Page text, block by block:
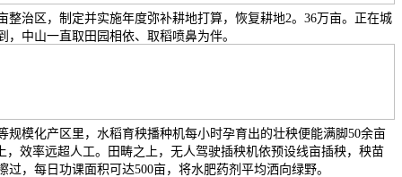
整治区，制定并实施年度弥补耕地打算，恢复耕地2。36万亩。正在城
中山一直取田园相依、取稻喷鼻为伴。
规模化产区里，水稻育秧播种机每小时孕育出的壮秧便能满脚50余亩
，效率远超人工。田畴之上，无人驾驶插秧机依预设线亩插秧，秧苗
，每日功课面积可达500亩，将水肥药剂平均洒向绿野。